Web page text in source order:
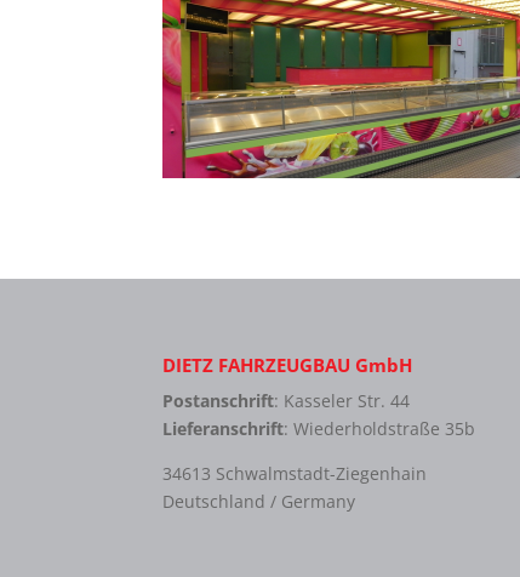
DIETZ FAHRZEUGBAU GmbH
Postanschrift: Kasseler Str. 44
Lieferanschrift: Wiederholdstraße 35b
34613 Schwalmstadt-Ziegenhain
Deutschland / Germany